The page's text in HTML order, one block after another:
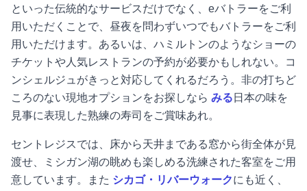
といった伝統的なサービスだけでなく、eバトラーをご利
用いただくことで、昼夜を問わずいつでもバトラーをご利
用いただけます。あるいは、ハミルトンのようなショーの
チケットや人気レストランの予約が必要かもしれない。コ
ンシェルジュがきっと対応してくれるだろう。非の打ちど
ころのない現地オプションをお探しなら みる 日本の味を
見事に表現した熟練の寿司をご賞味あれ。
セントレジスでは、床から天井まである窓から街全体が見
渡せ、ミシガン湖の眺めも楽しめる洗練された客室をご用
意しています。また シカゴ・リバーウォークにも近く、